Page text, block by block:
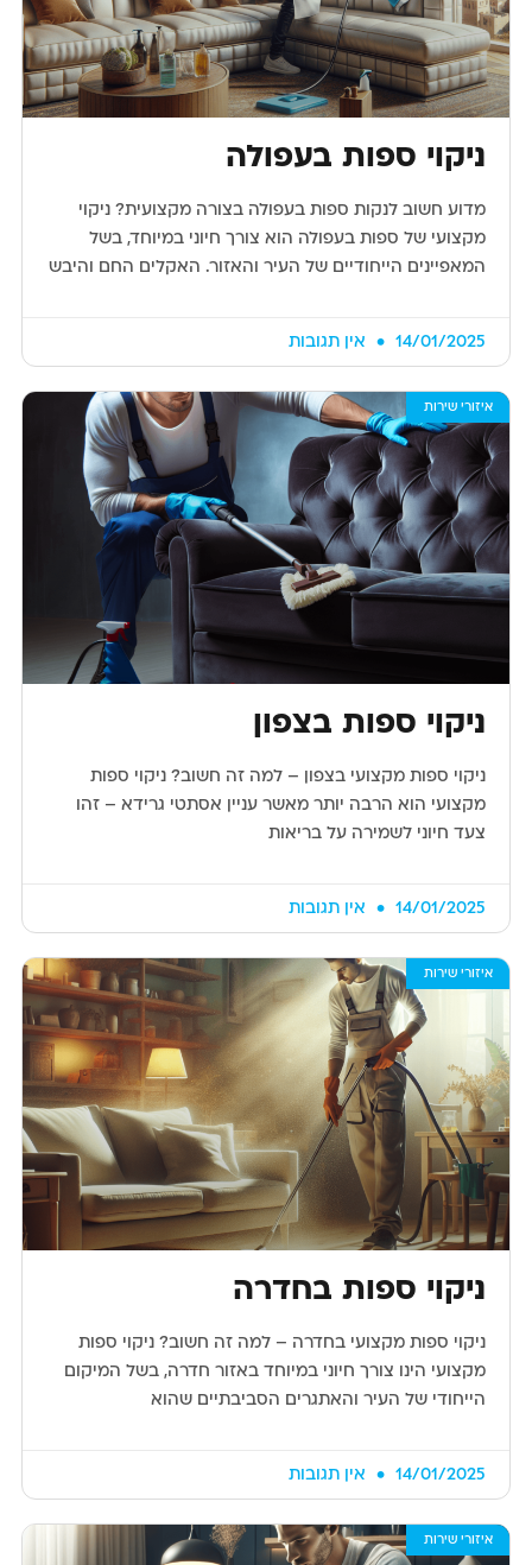
ניקוי ספות בעפולה
מדוע חשוב לנקות ספות בעפולה בצורה מקצועית? ניקוי
מקצועי של ספות בעפולה הוא צורך חיוני במיוחד, בשל
המאפיינים הייחודיים של העיר והאזור. האקלים החם והיבש
14/01/2025 אין תגובות
איזורי שירות
ניקוי ספות בצפון
ניקוי ספות מקצועי בצפון – למה זה חשוב? ניקוי ספות
מקצועי הוא הרבה יותר מאשר עניין אסתטי גרידא – זהו
צעד חיוני לשמירה על בריאות
14/01/2025 אין תגובות
איזורי שירות
ניקוי ספות בחדרה
ניקוי ספות מקצועי בחדרה – למה זה חשוב? ניקוי ספות
מקצועי הינו צורך חיוני במיוחד באזור חדרה, בשל המיקום
הייחודי של העיר והאתגרים הסביבתיים שהוא
14/01/2025 אין תגובות
איזורי שירות